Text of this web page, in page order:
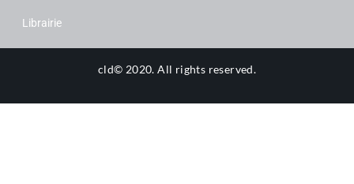
Librairie
cld© 2020.All rights reserved.